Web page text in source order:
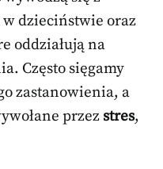
w dzieciństwie oraz
oddziałują na
Często sięgamy
zastanowienia, a
przez stres,